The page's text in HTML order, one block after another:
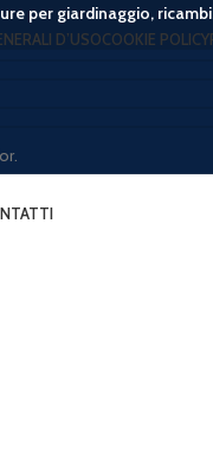
per giardinaggio,
D’USOCOOKIE POLICY